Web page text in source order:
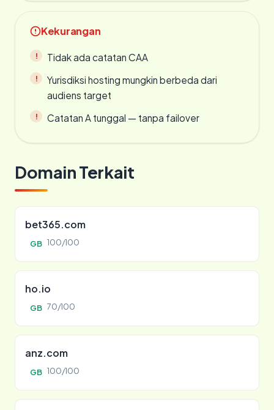
Kekurangan
Tidak ada catatan CAA
Yurisdiksi hosting mungkin berbeda dari
audiens target
Catatan A tunggal — tanpa failover
Domain Terkait
bet365.com
GB 100/100
ho.io
GB 70/100
anz.com
GB 100/100